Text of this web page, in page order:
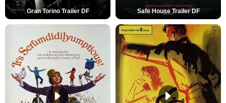
Gran Torino Trailer DF Safe House Trailer DF